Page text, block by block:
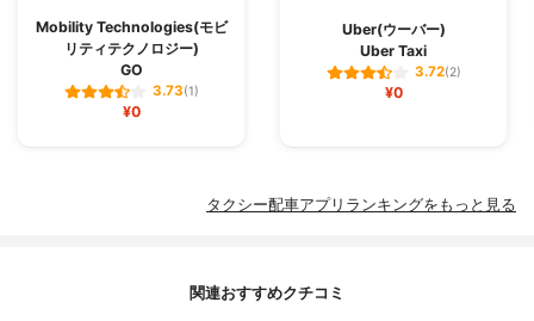
Mobility Technologies(モビ
リティテクノロジー)
GO
3.73(1)
¥0
Uber(ウーバー)
Uber Taxi
3.72(2)
¥0
タクシー配車アプリランキングをもっと見る
関連おすすめクチコミ